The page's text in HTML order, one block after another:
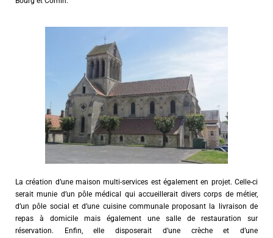
La création d’une maison multi-services est également en projet. Celle-ci
serait munie d’un pôle médical qui accueillerait divers corps de métier,
d’un pôle social et d’une cuisine communale proposant la livraison de
repas à domicile mais également une salle de restauration sur
réservation. Enfin, elle disposerait d’une crèche et d’une